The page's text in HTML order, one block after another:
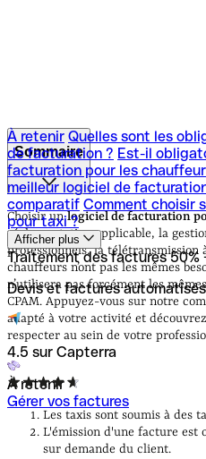
À retenir Quelles sont les
de facturation ? Est-il
facturation pour les
meilleur logiciel de
comparatif Comment choisir
pour taxi ?
Afficher plus
Traitement des factures 50%
Devis et factures
4.5 sur Capterra
Gérer vos factures
Sommaire
À retenir Quelles sont les
de facturation ? Est-il
facturation pour les
meilleur logiciel de
comparatif Comment choisir
pour taxi ?
Choisir unlogiciel de facturation
réglementation applicable, la
professionnels, la télétransmission
chauffeurs n’ont pas les mêmes
n’utilisera pas forcément les
CPAM. Appuyez-vous sur notre
adapté à votre activité et
respecter au sein de votre
À retenir
Les taxis sont soumis à des
L'émission d'une facture est
sur demande du client.